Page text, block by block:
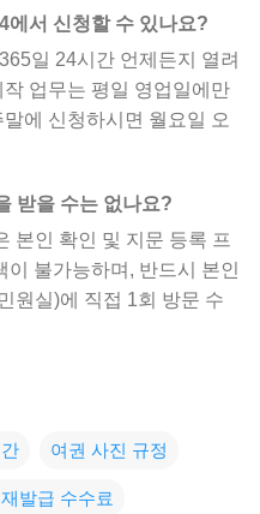
에서 신청할 수 있나요?
일 24시간 언제든지 열려
업무는 평일 영업일에만
에 신청하시면 월요일 오
받을 수는 없나요?
본인 확인 및 지문 등록 프
불가능하며, 반드시 본인
원실)에 직접 1회 방문 수
여권 사진 규정
발급 수수료